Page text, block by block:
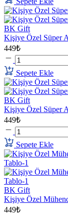
BK Gift
Kişiye Özel Süper
449₺
Sepete Ekle
BK Gift
Kişiye Özel Süper
449₺
Sepete Ekle
BK Gift
Kişiye Özel
449₺